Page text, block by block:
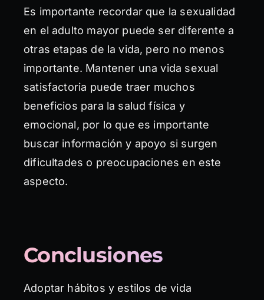
Es importante recordar que la sexualidad
en el adulto mayor puede ser diferente a
otras etapas de la vida, pero no menos
importante. Mantener una vida sexual
satisfactoria puede traer muchos
beneficios para la salud física y
emocional, por lo que es importante
buscar información y apoyo si surgen
dificultades o preocupaciones en este
aspecto.
Conclusiones
Adoptar hábitos y estilos de vida